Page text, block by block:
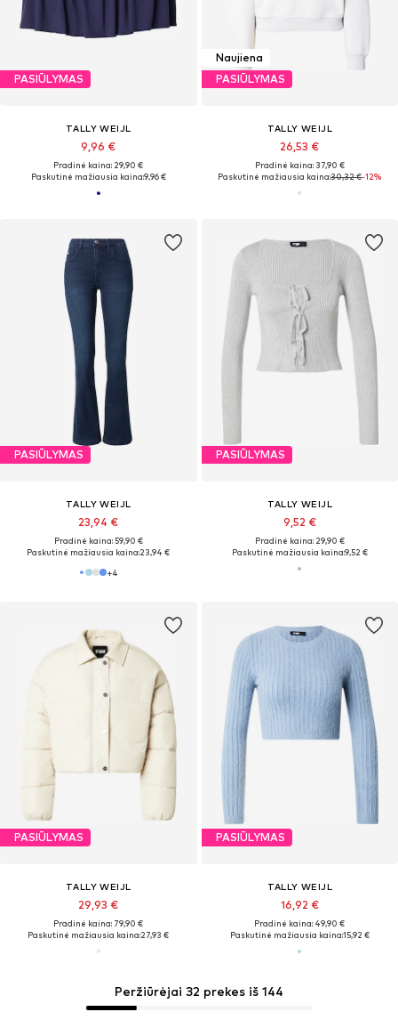
PASIŪLYMAS
TALLY WEIJL
9,96 €
Pradinė kaina: 29,90 €
Paskutinė mažiausia kaina:9,96 €
Naujiena
PASIŪLYMAS
TALLY WEIJL
26,53 €
Pradinė kaina: 37,90 €
Paskutinė mažiausia kaina:30,32 €-12%
Peržiūrėjai 32 prekes iš 144
PASIŪLYMAS
TALLY WEIJL
23,94 €
Pradinė kaina: 59,90 €
Paskutinė mažiausia kaina:23,94 €
+4
PASIŪLYMAS
TALLY WEIJL
9,52 €
Pradinė kaina: 29,90 €
Paskutinė mažiausia kaina:9,52 €
PASIŪLYMAS
TALLY WEIJL
29,93 €
Pradinė kaina: 79,90 €
Paskutinė mažiausia kaina:27,93 €
PASIŪLYMAS
TALLY WEIJL
16,92 €
Pradinė kaina: 49,90 €
Paskutinė mažiausia kaina:15,92 €